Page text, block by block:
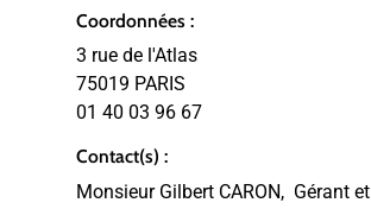
Coordonnées :
3 rue de l'Atlas
75019 PARIS
01 40 03 96 67
Contact(s) :
Monsieur Gilbert CARON, Gérant et